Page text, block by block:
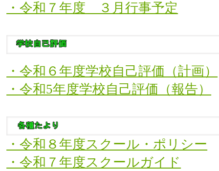
・令和７年度 ３月行事予定
・令和６年度学校自己評価（計画）
・令和5年度学校自己評価（報告）
・令和８年度スクール・ポリシー
・令和７年度スクールガイド